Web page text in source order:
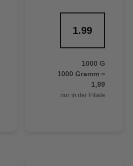
1.99
1000 G
1000 Gramm =
1,99
nur in der Filiale